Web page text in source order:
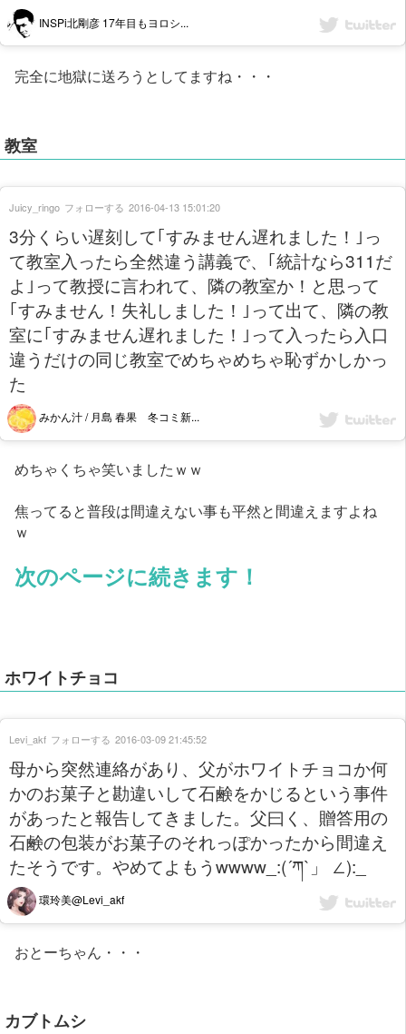
INSPi北剛彦 17年目もヨロシ...
完全に地獄に送ろうとしてますね・・・
教室
3分くらい遅刻して｢すみません遅れました！｣っ
て教室入ったら全然違う講義で、｢統計なら311だ
よ｣って教授に言われて、隣の教室か！と思って
｢すみません！失礼しました！｣って出て、隣の教
室に｢すみません遅れました！｣って入ったら入口
違うだけの同じ教室でめちゃめちゃ恥ずかしかっ
た
みかん汁 / 月島 春果 冬コミ新...
Juicy_ringo フォローする 2016-04-13 15:01:20
めちゃくちゃ笑いましたｗｗ
焦ってると普段は間違えない事も平然と間違えますよね
ｗ
次のページに続きます！
ホワイトチョコ
母から突然連絡があり、父がホワイトチョコか何
かのお菓子と勘違いして石鹸をかじるという事件
があったと報告してきました。父曰く、贈答用の
石鹸の包装がお菓子のそれっぽかったから間違え
たそうです。やめてよもうwwww_:(´ཀ`」 ∠):_
環玲美@Levi_akf
Levi_akf フォローする 2016-03-09 21:45:52
おとーちゃん・・・
カブトムシ